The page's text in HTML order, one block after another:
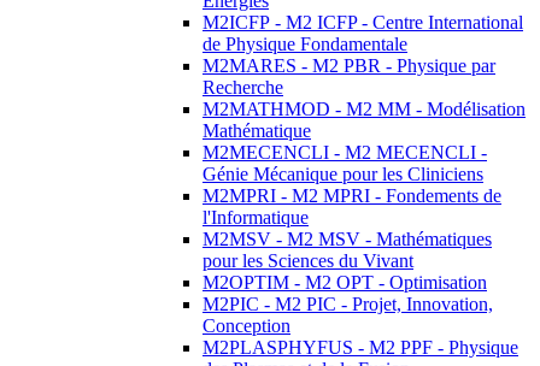
M2ICFP - M2 ICFP - Centre International
de Physique Fondamentale
M2MARES - M2 PBR - Physique par
Recherche
M2MATHMOD - M2 MM - Modélisation
Mathématique
M2MECENCLI - M2 MECENCLI -
Génie Mécanique pour les Cliniciens
M2MPRI - M2 MPRI - Fondements de
l'Informatique
M2MSV - M2 MSV - Mathématiques
pour les Sciences du Vivant
M2OPTIM - M2 OPT - Optimisation
M2PIC - M2 PIC - Projet, Innovation,
Conception
M2PLASPHYFUS - M2 PPF - Physique